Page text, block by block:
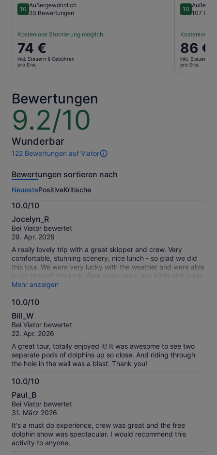
1010 von 10
Außergewöhnlich
35 Bewertungen
Kostenlose Stornierung möglich
Der
Preis
beträgt
Erw.
74 €
inkl. Steuern & Gebühren
pro Erw.
1010 von 10
107
Kostenlose
Der
Preis
beträgt
86 €
inkl. Steuern &
pro Erw.
Bewertungen
9.2/10
9.2
von
10
Wunderbar
122 Bewertungen auf Viator
122
dieser
Weitere
Informationen
zu
unseren
geprüften
Bewertungen.
Bewertungen sortieren nach
NeuestePositiveKritische
10.0/10
10.0
von
10
Jocelyn_R
Bei Viator bewertet
29. Apr. 2026
A really lovely trip with a great skipper and crew. Very
comfortable, stunning scenery, nice lunch - so glad we did
this tour. We were very lucky with the weather and were able
to go through the rock. Saw some seals, sea birds and loads
of fish.
Mehr anzeigen
10.0/10
10.0
von
10
Bill_W
Bei Viator bewertet
22. Apr. 2026
A great tour, totally enjoyed it! It was awesome to see two
separate pods of dolphins up so close. And riding through
the hole in the wall was a blast. Thank you!
10.0/10
10.0
von
10
Paul_B
Bei Viator bewertet
31. März 2026
It's a must do experience, crew was great and the free
dolphin show was spectacular. I would recommend this
activity to anyone.